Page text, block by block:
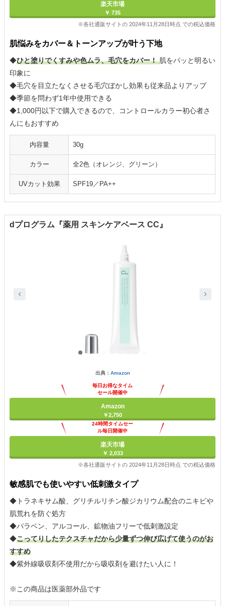
楽天市場
￥ 735
※各社通販サイトの 2024年11月28日時点 での税込価格
肌悩みをカバー＆トーンアップが叶う下地
◆ひと塗りでくすみや色ムラ、毛穴をカバー！肌をパッと明るい
印象に
◆毛穴を目立たなくさせる毛穴ぼかし効果も従来品よりアップ
◆季節を問わず1年中使用できる
◆1,000円以下で購入できるので、コントロールカラー初心者さ
んにもおすすめ
内容量 30g
カラー 全2色（オレンジ、グリーン）
UVカット効果 SPF19／PA++
dプログラム『薬用 スキンケアベース CC』
出典： Amazon
毎日お得なタイム
セール開催中
Amazon
￥2,750
24時間タイムセー
ル毎日開催中
楽天市場
￥ 2,033
※各社通販サイトの 2024年11月28日時点 での税込価格
敏感肌でも使いやすい低刺激タイプ
◆トラネキサム酸、グリチルリチン酸ジカリウム配合のニキビや
肌荒れを防ぐ処方
◆パラベン、アルコール、鉱物油フリーで低刺激設定
◆こってりしたテクスチャだから少量ずつ伸び広げて使うのがお
すすめ
◆紫外線吸収剤不使用だから吸収剤を避けたい人に！
※この商品は医薬部外品です